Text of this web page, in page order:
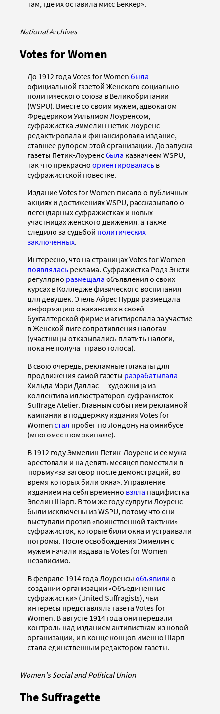
там, где их оставила мисс Беккер».
National Archives
Votes for Women
До 1912 года Votes for Women была
официальной газетой Женского социально-
политического союза в Великобритании
(WSPU). Вместе со своим мужем, адвокатом
Фредериком Уильямом Лоуренсом,
суфражистка Эммелин Петик-Лоуренс
редактировала и финансировала издание,
ставшее рупором этой организации. До запуска
газеты Петик-Лоуренсбыла казначеем WSPU,
так что прекрасно ориентировалась в
суфражистской повестке.
Издание Votes for Women писало о публичных
акциях и достижениях WSPU, рассказывало о
легендарных суфражистках и новых
участницах женского движения, а также
следило за судьбой политических
заключенных.
Интересно, что на страницах Votes for Women
появлялась реклама. Суфражистка Рода Энсти
регулярно размещала объявления о своих
курсах в Колледже физического воспитания
для девушек. Этель Айрес Пурди размещала
информацию о вакансиях в своей
бухгалтерской фирме и агитировала за участие
в Женской лиге сопротивления налогам
(участницы отказывались платить налоги,
пока не получат право голоса).
В свою очередь, рекламные плакаты для
продвижения самой газеты разрабатывала
Хильда Мэри Даллас — художница из
коллектива иллюстраторов-суфражисток
Suffrage Atelier. Главным событием рекламной
кампании в поддержку издания Votes for
Women стал пробег по Лондону на омнибусе
(многоместном экипаже).
В 1912 году Эммелин Петик-Лоуренс и ее мужа
арестовали и на девять месяцев поместили в
тюрьму «за заговор после демонстраций, во
время которых били окна». Управление
изданием на себя временно взяла пацифистка
Эвелин Шарп. В том же году супруги Лоуренс
были исключены из WSPU, потому что они
выступали против «воинственной тактики»
суфражисток, которые били окна и устраивали
погромы. После освобождения Эммелин с
мужем начали издавать Votes for Women
независимо.
В феврале 1914 года Лоуренсы объявили о
создании организации «Объединенные
суфражистки» (United Suffragists), чьи
интересы представляла газета Votes for
Women. В августе 1914 года они передали
контроль над изданием активисткам из новой
организации, и в конце концов именно Шарп
стала единственным редактором газеты.
Women's Social and Political Union
The Suffragette